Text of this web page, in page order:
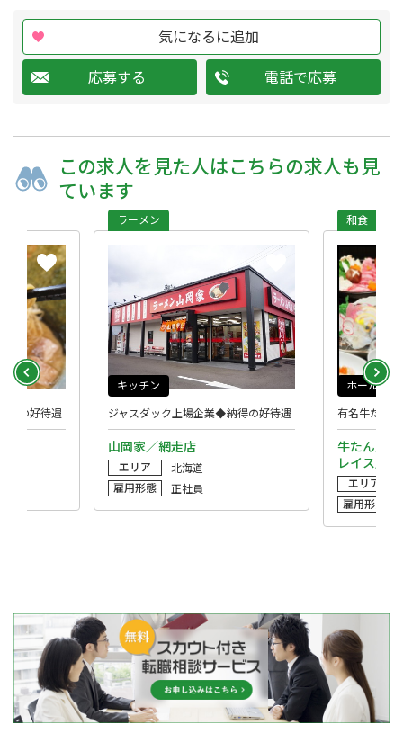
気になるに追加
応募する 電話で応募
この求人を 見た人はこちらの求人も 見
ています
得の好待遇
山岡家／網走店
ジャスダック上場企業◆納得の好待遇
ラーメン
キッチン
エリア
北海道
雇用形態
正社員
牛たん炭
レイス店
有名牛たん
和食
ホール
エリア
雇用形態